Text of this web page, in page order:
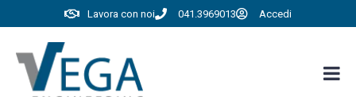
Lavora con noi 041.3969013 Accedi